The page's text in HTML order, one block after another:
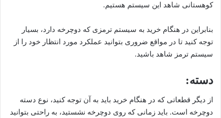
کوهستانی شاهد این سیستم هستیم.
بنابراین در هنگام خرید به سیستم ترمزی که دوچرخه دارد، بسیار
توجه کنید تا در مواقع ضروری بتوانید عملکرد مورد انتظار خود را از
سیستم ترمز شاهد باشید.
دسته:
از دیگر قطعاتی که در هنگام خرید باید به آن توجه کنید، نوع دسته
دوچرخه است. باید زمانی که روی دوچرخه نشستید، به راحتی بتوانید